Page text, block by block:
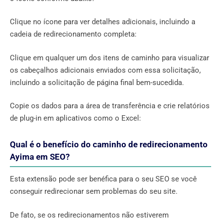
Clique no ícone para ver detalhes adicionais, incluindo a
cadeia de redirecionamento completa:
Clique em qualquer um dos itens de caminho para visualizar
os cabeçalhos adicionais enviados com essa solicitação,
incluindo a solicitação de página final bem-sucedida.
Copie os dados para a área de transferência e crie relatórios
de plug-in em aplicativos como o Excel:
Qual é o benefício do caminho de redirecionamento
Ayima em SEO?
Esta extensão pode ser benéfica para o seu SEO se você
conseguir redirecionar sem problemas do seu site.
De fato, se os redirecionamentos não estiverem